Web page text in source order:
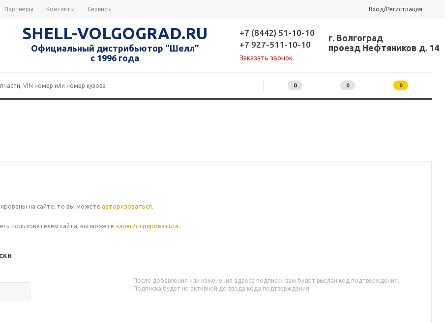
Партнеры Контакты Сервисы Вход/Регистрация
SHELL-VOLGOGRAD.RU
Официальный дистрибьютор “Шелл”
с 1996 года
+7 (8442) 51-10-10
+7 927-511-10-10
Заказать звонок
г. Волгоград
проезд Нефтяников д. 14
0 0 0
на сайте, то вы можете авторизоваться.
пользователем сайта, вы можете зарегистрироваться.
После добавления или изменения адреса подписки вам будет выслан код подтверждения.
Подписка будет не активной до ввода кода подтверждения.